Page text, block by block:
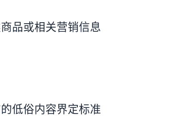
品或相关营销信息
低俗内容界定标准